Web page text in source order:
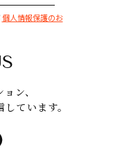
個人情報保護のお
ン、
ています。